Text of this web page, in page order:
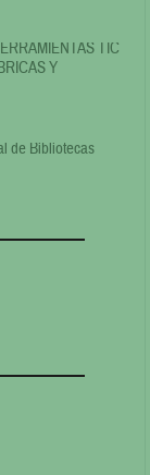
TIC
Y
de Bibliotecas